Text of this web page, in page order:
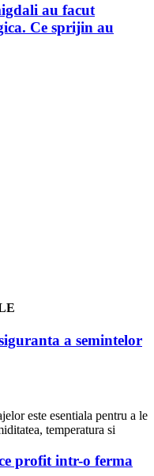
au facut
Ce sprijin au
a semintelor
este esentiala pentru a le
temperatura si
profit intr-o ferma